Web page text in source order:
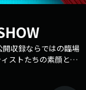
収録ならではの臨場
ストたちの素顔と本
番組ホームペ